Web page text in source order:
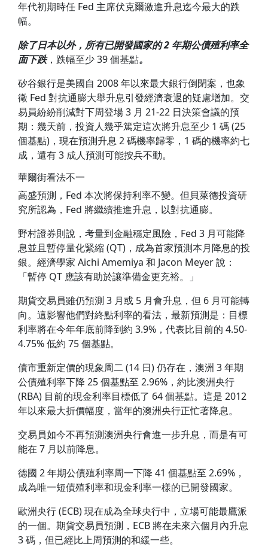
年代初期時任 Fed 主席伏克爾激進升息迄今最大的跌
幅。
除了日本以外，所有已開發國家的 2 年期公債殖利率全
面下跌，跌幅至少 39 個基點。
矽谷銀行是美國自 2008 年以來最大銀行倒閉案，也象
徵 Fed 對抗通膨大舉升息引發經濟衰退的疑慮增加。交
易員紛紛削減對下周登場 3 月 21-22 日決策會議的預
期：幾天前，投資人幾乎篤定這次將升息至少 1 碼 (25
個基點)，現在預測升息 2 碼機率歸零，1 碼的機率約七
成，還有 3 成人預測可能按兵不動。
華爾街看法不一
高盛預測，Fed 本次將保持利率不變。但貝萊德投資研
究所認為，Fed 將繼續推進升息，以對抗通膨。
野村證券則說，考量到金融穩定風險，Fed 3 月可能降
息並且暫停量化緊縮 (QT)，成為首家預測本月降息的投
銀。經濟學家 Aichi Amemiya 和 Jacon Meyer 說：
「暫停 QT 應該有助於讓準備金更充裕。」
期貨交易員雖仍預測 3 月或 5 月會升息，但 6 月可能轉
向。這影響他們對終點利率的看法，最新預測是：目標
利率將在今年年底前降到約 3.9%，代表比目前的 4.50-
4.75% 低約 75 個基點。
債市重新定價的現象周二 (14 日) 仍存在，澳洲 3 年期
公債殖利率下降 25 個基點至 2.96%，約比澳洲央行
(RBA) 目前的現金利率目標低了 64 個基點。這是 2012
年以來最大折價幅度，當年的澳洲央行正忙著降息。
交易員如今不再預測澳洲央行會進一步升息，而是有可
能在 7 月以前降息。
德國 2 年期公債殖利率周一下降 41 個基點至 2.69%，
成為唯一短債殖利率和現金利率一樣的已開發國家。
歐洲央行 (ECB) 現在成為全球央行中，立場可能最鷹派
的一個。期貨交易員預測，ECB 將在未來六個月內升息
3 碼，但已經比上周預測的和緩一些。